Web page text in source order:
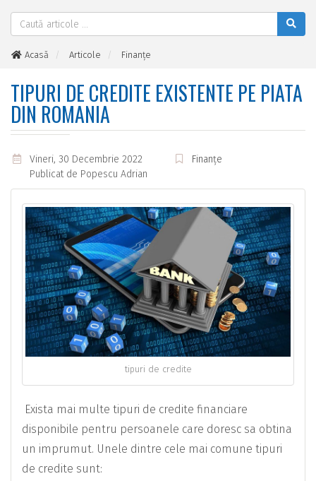
Acasă Articole
Finanțe
TIPURI DE CREDITE EXISTENTE PE PIATA
DIN ROMANIA
Vineri, 30 Decembrie 2022
Finanțe
Publicat de Popescu Adrian
tipuri de credite
Exista mai multe tipuri de credite financiare
disponibile pentru persoanele care doresc sa obtina
un imprumut. Unele dintre cele mai comune tipuri
de credite sunt: